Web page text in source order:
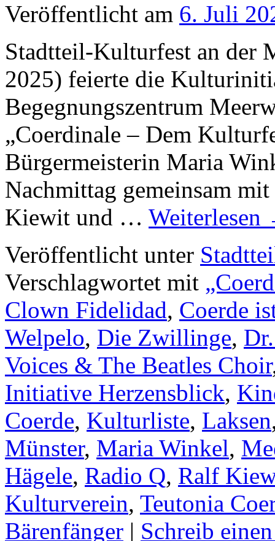
Veröffentlicht am 6. Juli
Stadtteil-Kulturfest an der
2025) feierte die
Begegnungszentrum
„Coerdinale – Dem
Bürgermeisterin Maria
Nachmittag gemeinsam
Kiewit und … Weiterlesen
Veröffentlicht unter
Verschlagwortet mit
Clown Fidelidad, Coerde
Welpelo, Die Zwillinge,
Voices & The Beatles Choir
Initiative Herzensblick,
Coerde, Kulturliste, Laksen
Münster, Maria Winkel,
Hägele, Radio Q, Ralf
Kulturverein, Teutonia
Bärenfänger | Schreib